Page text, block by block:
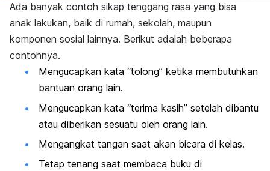
Ada banyak contoh sikap tenggang rasa yang bisa
anak lakukan, baik di rumah, sekolah, maupun
komponen sosial lainnya. Berikut adalah beberapa
contohnya.
Mengucapkan kata “tolong” ketika membutuhkan
bantuan orang lain.
Mengucapkan kata “terima kasih” setelah dibantu
atau diberikan sesuatu oleh orang lain.
Mengangkat tangan saat akan bicara di kelas.
Tetap tenang saat membaca buku di